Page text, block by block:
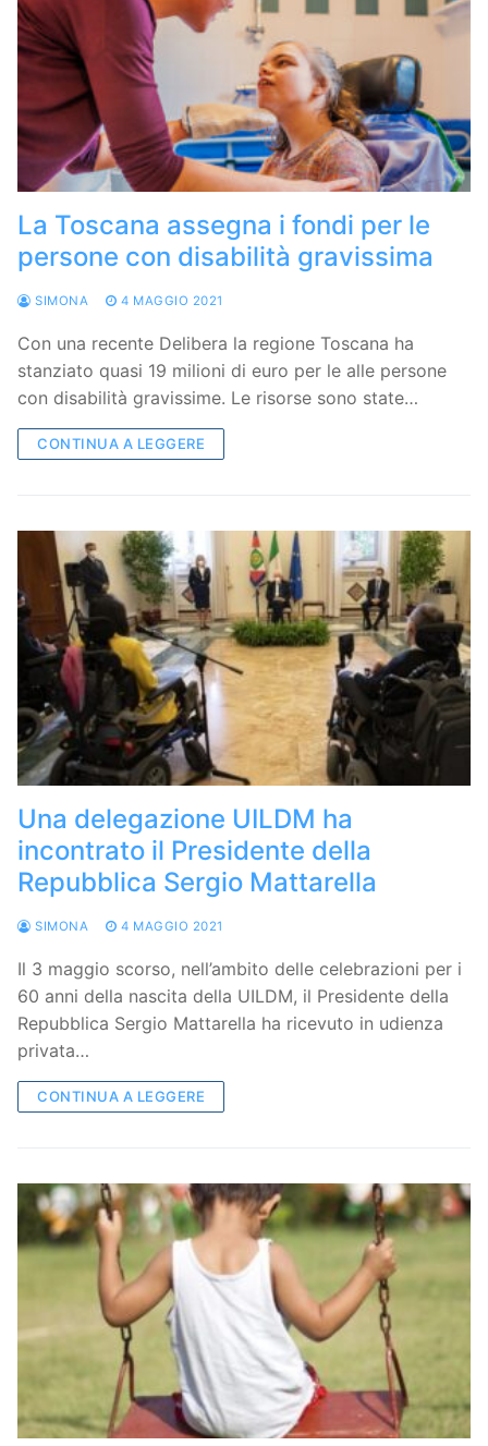
La Toscana assegna i fondi per le
persone con disabilità gravissima
SIMONA 4 MAGGIO 2021
Con una recente Delibera la regione Toscana ha
stanziato quasi 19 milioni di euro per le alle persone
con disabilità gravissime. Le risorse sono state…
CONTINUA A LEGGERE
Una delegazione UILDM ha
incontrato il Presidente della
Repubblica Sergio Mattarella
SIMONA 4 MAGGIO 2021
Il 3 maggio scorso, nell’ambito delle celebrazioni per i
60 anni della nascita della UILDM, il Presidente della
Repubblica Sergio Mattarella ha ricevuto in udienza
privata…
CONTINUA A LEGGERE